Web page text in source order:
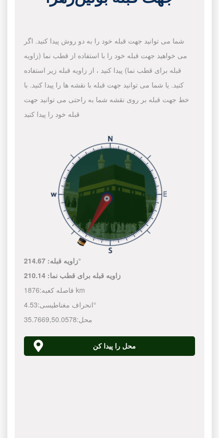
شما می توانید جهت قبله خود را به دو روش پیدا کنید. اگر
می خواهید جهت قبله خود را با استفاده از قطب نما (زاویه
قبله برای قطب نما) پیدا کنید ، از زاویه قبله زیر استفاده
کنید. یا شما می توانید جهت قبله با نقشه ها را پیدا کنید. با
خط جهت قبله بر روی نقشه شما به راحتی می توانید جهت
قبله خود را پیدا کنید
زاویه قبله:214.67°
زاویه قبله برای قطب نما: 210.14
فاصله کعبه: 1876 km
انحراف مغناطیسی:4.53°
محل:
35.7669,50.0578
محل را پیدا کن